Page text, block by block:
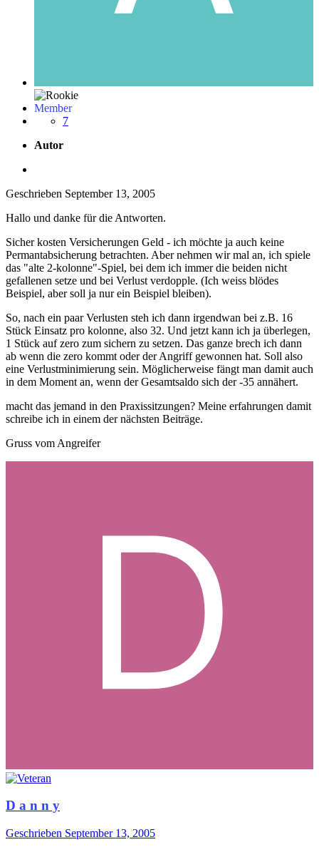
Member
7
Autor
Geschrieben September 13, 2005
Hallo und danke für die Antworten.
Sicher kosten Versicherungen Geld - ich möchte ja auch keine
Permantabsicherung betrachten. Aber nehmen wir mal an, ich spiele
das "alte 2-kolonne"-Spiel, bei dem ich immer die beiden nicht
gefallenen setze und bei Verlust verdopple. (Ich weiss blödes
Beispiel, aber soll ja nur ein Beispiel bleiben).
So, nach ein paar Verlusten steh ich dann irgendwan bei z.B. 16
Stück Einsatz pro kolonne, also 32. Und jetzt kann ich ja überlegen,
1 Stück auf zero zum sichern zu setzen. Das ganze brech ich dann
ab wenn die zero kommt oder der Angriff gewonnen hat. Soll also
eine Verlustminimierung sein. Möglicherweise fängt man damit auch
in dem Moment an, wenn der Gesamtsaldo sich der -35 annähert.
macht das jemand in den Praxissitzungen? Meine erfahrungen damit
schreibe ich in einem der nächsten Beiträge.
Gruss vom Angreifer
D a n n y
Geschrieben September 13, 2005